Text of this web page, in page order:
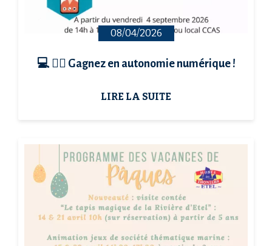
08/04/2026
💻 🙋‍♀️ Gagnez en autonomie numérique !
LIRE LA SUITE